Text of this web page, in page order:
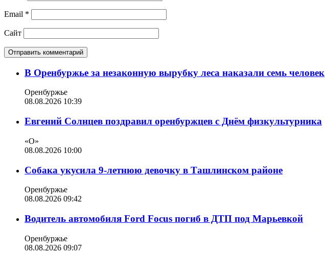
Email *
Сайт
В Оренбуржье за незаконную вырубку леса наказали семь человек
Оренбуржье
08.08.2026 10:39
Евгений Солнцев поздравил оренбуржцев с Днём физкультурника
«О»
08.08.2026 10:00
Собака укусила 9-летнюю девочку в Ташлинском районе
Оренбуржье
08.08.2026 09:42
Водитель автомобиля Ford Focus погиб в ДТП под Марьевкой
Оренбуржье
08.08.2026 09:07